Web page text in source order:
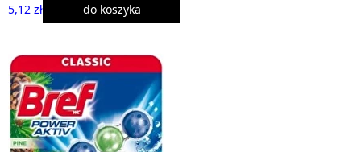
5,12 zł do koszyka